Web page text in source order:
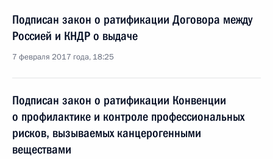
Подписан закон о ратификации Договора между
Россией и КНДР о выдаче
7 февраля 2017 года, 18:25
Подписан закон о ратификации Конвенции
о профилактике и контроле профессиональных
рисков, вызываемых канцерогенными
веществами